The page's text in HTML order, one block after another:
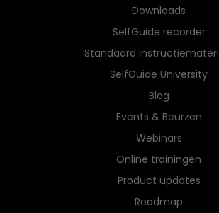
Downloads
SelfGuide recorder
Standaard
SelfGuide University
Blog
Events & Beurzen
Webinars
Online trainingen
Product updates
Roadmap